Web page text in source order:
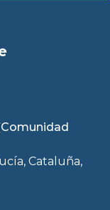
Cataluña,